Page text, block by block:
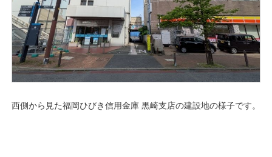
西側から見た福岡ひびき信用金庫 黒崎支店の建設地の様子です。